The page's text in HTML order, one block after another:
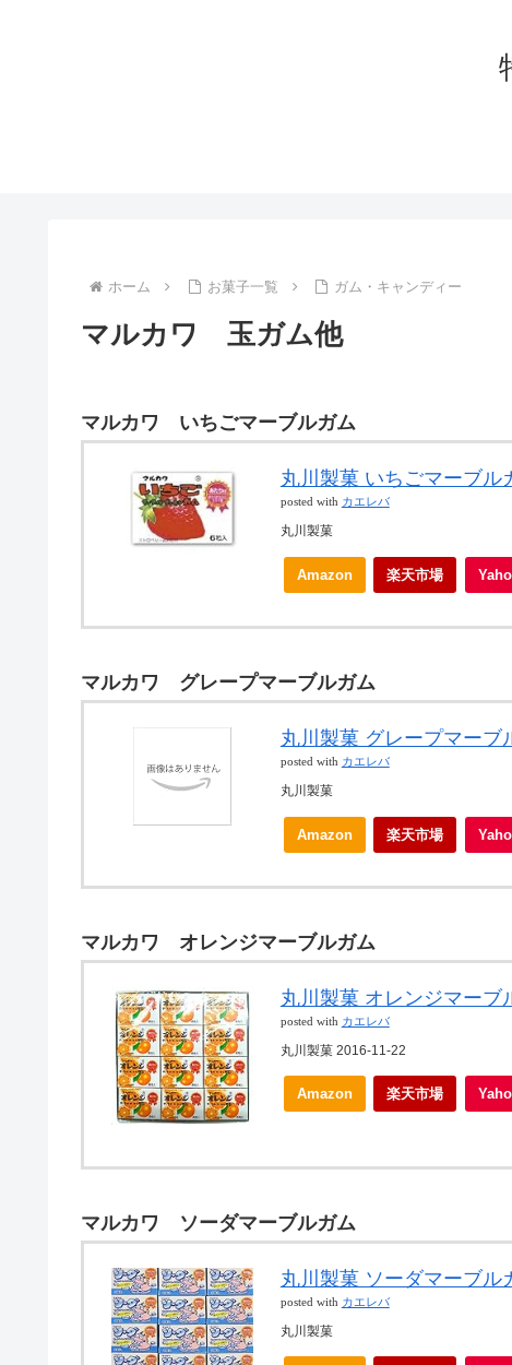
ホーム お菓子一覧 ガム・キャンディー
マルカワ 玉ガム他
マルカワ いちごマーブルガム
丸川製菓 いちごマーブル
posted with カエレバ
丸川製菓
Amazon 楽天市場
マルカワ グレープマーブルガム
丸川製菓 グレープマーブ
posted with カエレバ
丸川製菓
Amazon 楽天市場
マルカワ オレンジマーブルガム
丸川製菓 オレンジマーブ
posted with カエレバ
丸川製菓 2016-11-22
Amazon 楽天市場
マルカワ ソーダマーブルガム
丸川製菓 ソーダマーブル
posted with カエレバ
丸川製菓